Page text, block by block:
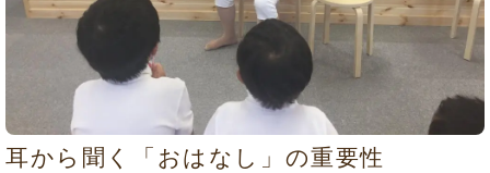
耳から聞く「おはなし」の重要性